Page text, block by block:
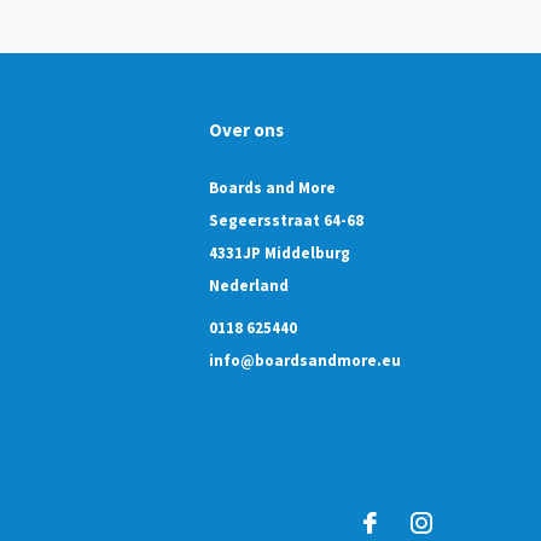
Over ons
Boards and More
Segeersstraat 64-68
4331JP Middelburg
Nederland
0118 625440
info@boardsandmore.eu